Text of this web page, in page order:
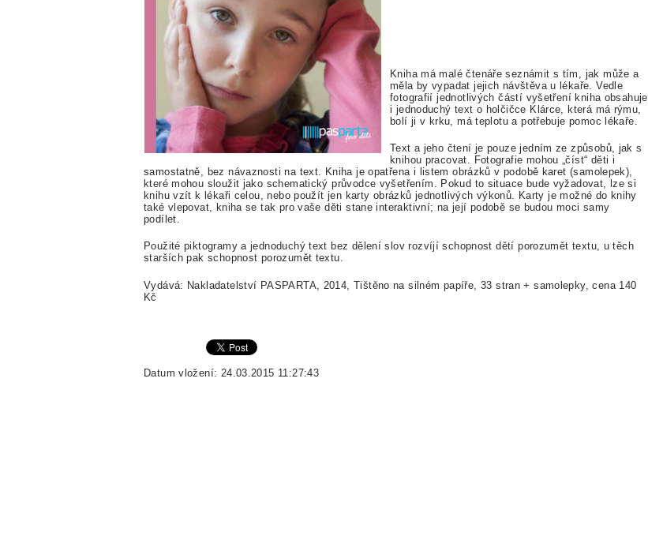
Kniha má malé čtenáře seznámit s tím, jak může a
měla by vypadat jejich návštěva u lékaře. Vedle
fotografií jednotlivých částí vyšetření kniha obsahuje
i jednoduchý text o holčičce Klárce, která má rýmu,
bolí ji v krku, má teplotu a potřebuje pomoc lékaře.
Text a jeho čtení je pouze jedním ze způsobů, jak s
knihou pracovat. Fotografie mohou „číst“ děti i
samostatně, bez návaznosti na text. Kniha je opatřena i listem obrázků v podobě karet (samolepek),
které mohou sloužit jako schematický průvodce vyšetřením. Pokud to situace bude vyžadovat, lze si
knihu vzít k lékaři celou, nebo použít jen karty obrázků jednotlivých výkonů. Karty je možné do knihy
také vlepovat, kniha se tak pro vaše děti stane interaktivní; na její podobě se budou moci samy
podílet.
Použité piktogramy a jednoduchý text bez dělení slov rozvíjí schopnost dětí porozumět textu, u těch
starších pak schopnost porozumět textu.
Vydává: Nakladatelství PASPARTA, 2014, Tištěno na silném papíře, 33 stran + samolepky, cena 140
Kč
Datum vložení: 24.03.2015 11:27:43